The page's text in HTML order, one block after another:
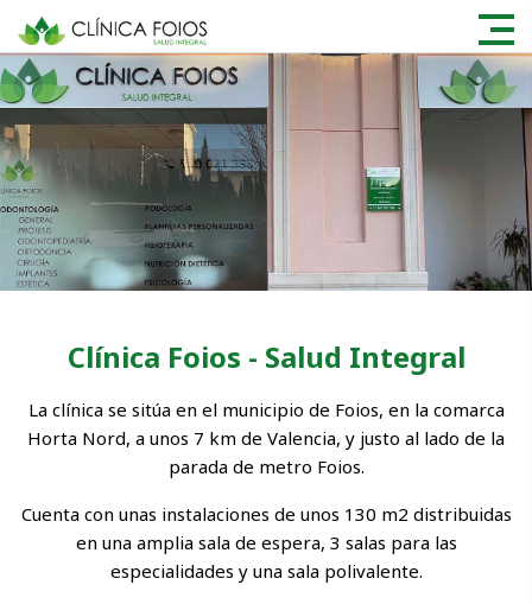
Clínica Foios - Salud Integral
La clínica se sitúa en el municipio de Foios, en la comarca
Horta Nord, a unos 7 km de Valencia, y justo al lado de la
parada de metro Foios.
Cuenta con unas instalaciones de unos 130 m2 distribuidas
en una amplia sala de espera, 3 salas para las
especialidades y una sala polivalente.